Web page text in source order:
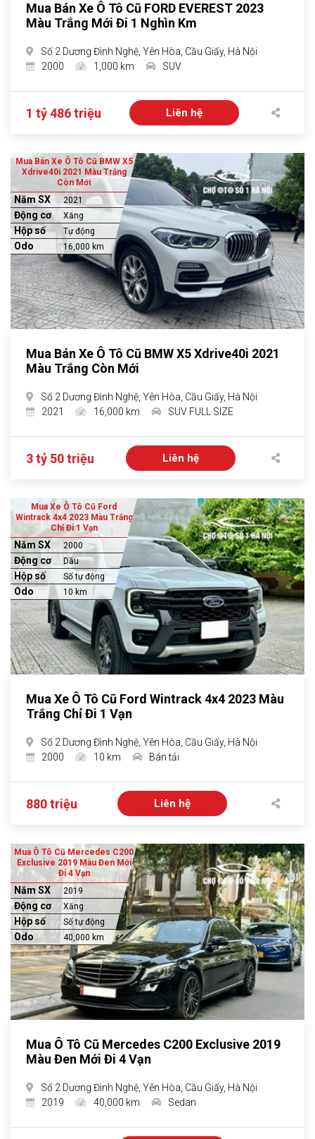
Mua Bán Xe Ô Tô Cũ FORD EVEREST 2023
Màu Trắng Mới Đi 1 Nghìn Km
Số 2 Dương Đình Nghệ, Yên Hòa, Cầu Giấy, Hà Nội
2000
1,000 km SUV
1 tỷ 486 triệu Liên hệ
Mua Bán Xe Ô Tô Cũ BMW X5
Xdrive40i 2021 Màu Trắng
Còn Mới
Năm SX 2021
Động cơ Xăng
Hộp số Tự động
Odo 16,000 km
Mua Bán Xe Ô Tô Cũ BMW X5 Xdrive40i 2021
Màu Trắng Còn Mới
Số 2 Dương Đình Nghệ, Yên Hòa, Cầu Giấy, Hà Nội
2021
16,000 km SUV FULL SIZE
3 tỷ 50 triệu Liên hệ
Mua Xe Ô Tô Cũ Ford
Wintrack 4x4 2023 Màu Trắng
Chỉ Đi 1 Vạn
Năm SX 2000
Động cơ Dầu
Hộp số Số tự động
Odo 10 km
Mua Xe Ô Tô Cũ Ford Wintrack 4x4 2023 Màu
Trắng Chỉ Đi 1 Vạn
Số 2 Dương Đình Nghệ, Yên Hòa, Cầu Giấy, Hà Nội
2000
10 km Bán tải
880 triệu Liên hệ
Mua Ô Tô Cũ Mercedes C200
Exclusive 2019 Màu Đen Mới
Đi 4 Vạn
Năm SX 2019
Động cơ Xăng
Hộp số Số tự động
Odo 40,000 km
Mua Ô Tô Cũ Mercedes C200 Exclusive 2019
Màu Đen Mới Đi 4 Vạn
Số 2 Dương Đình Nghệ, Yên Hòa, Cầu Giấy, Hà Nội
2019
40,000 km Sedan